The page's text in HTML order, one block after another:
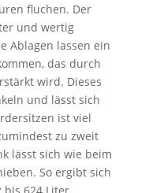
fluchen. Der
und wertig
Ablagen lassen ein
das durch
wird. Dieses
und lässt sich
ist viel
zu zweit
lässt sich wie beim
So ergibt sich